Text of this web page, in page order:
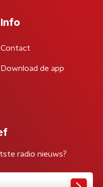
Info
Contact
Download de app
radio nieuws?